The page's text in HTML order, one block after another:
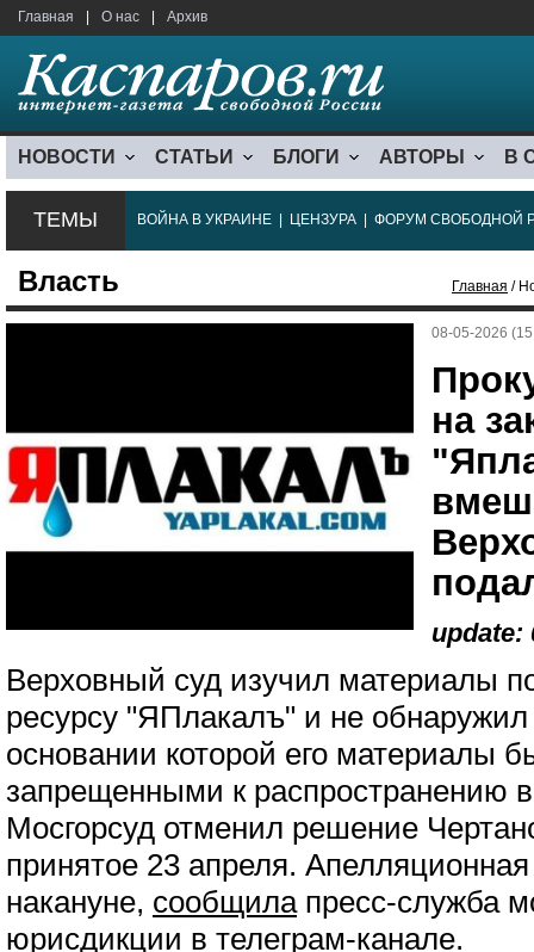
Главная О нас Архив
НОВОСТИ СТАТЬИ БЛОГИ АВТОРЫ В
ТЕМЫ ВОЙНА В УКРАИНЕ ЦЕНЗУРА ФОРУМ СВОБОДНОЙ
Власть Главная /
08-05-2026
на
update:
Верховный суд изучил материалы
ресурсу "ЯПлакалъ" и не обнаружил
основании которой его материалы
запрещенными к распространению
Мосгорсуд отменил решение
принятое 23 апреля.
накануне, сообщилапресс-служба
юрисдикции в телеграм-канале.